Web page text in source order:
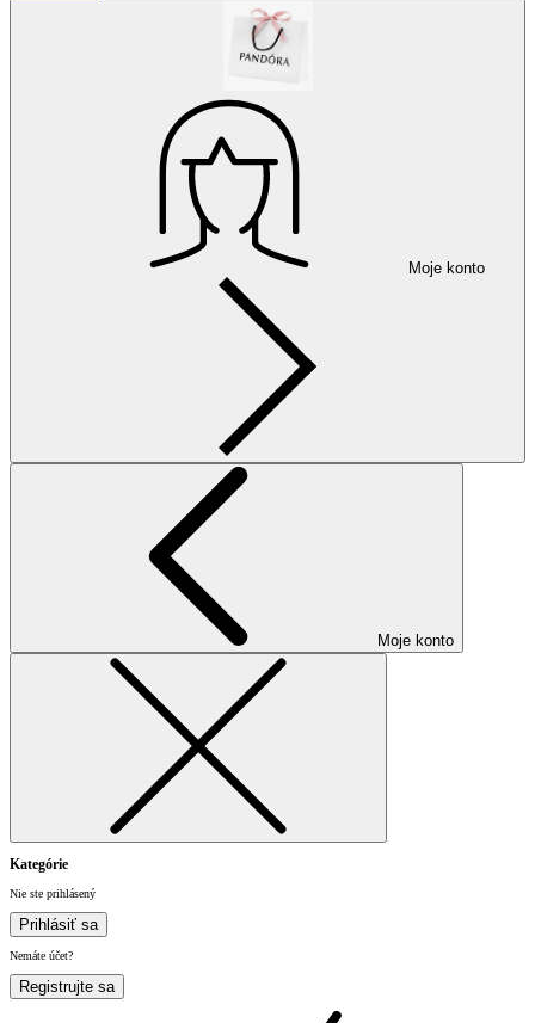
Moje konto
Moje konto
Kategórie
Nie ste prihlásený
Prihlásiť sa
Nemáte účet?
Registrujte sa